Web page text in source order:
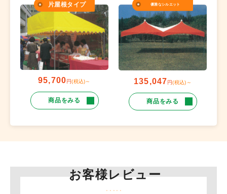
片屋根タイプ
95,700円(税込)～
商品をみる
優雅なシルエット
135,047円(税込)～
商品をみる
お客様レビュー